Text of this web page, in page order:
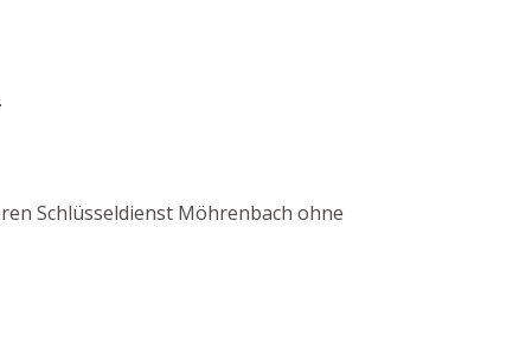
Schlüsseldienst Möhrenbach ohne